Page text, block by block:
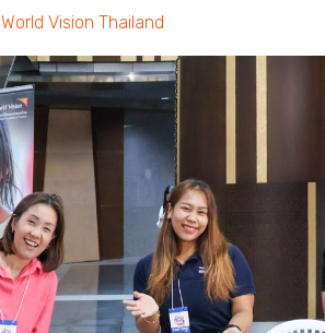
World Vision Thailand